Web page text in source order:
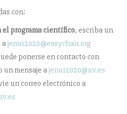
con:
el programa científico, escriba un
ajenui2020@easychair.org
ponerse en contacto con
un mensaje ajenui2020@uv.es
un correo electrónico a